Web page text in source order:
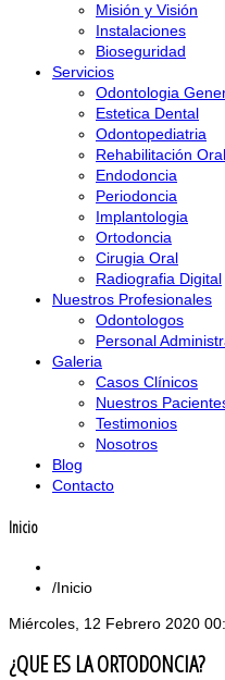
Misión y Visión
Instalaciones
Bioseguridad
Servicios
Odontologia
Estetica Dental
Odontopediatria
Rehabilitación Oral
Endodoncia
Periodoncia
Implantologia
Ortodoncia
Cirugia Oral
Radiografia Digital
Nuestros Profesionales
Odontologos
Personal
Galeria
Casos Clínicos
Nuestros
Testimonios
Nosotros
Blog
Contacto
Inicio
Inicio
Miércoles, 12 Febrero 2020
¿QUE ES LA ORTODONCIA?